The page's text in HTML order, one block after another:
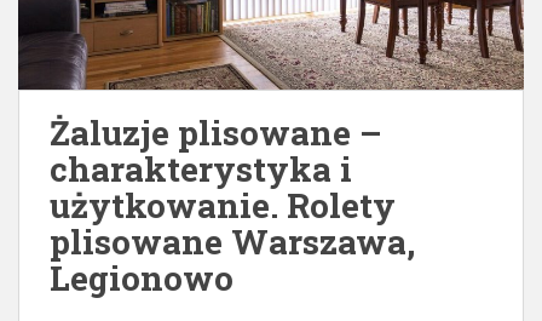
Żaluzje plisowane –
charakterystyka i
użytkowanie. Rolety
plisowane Warszawa,
Legionowo